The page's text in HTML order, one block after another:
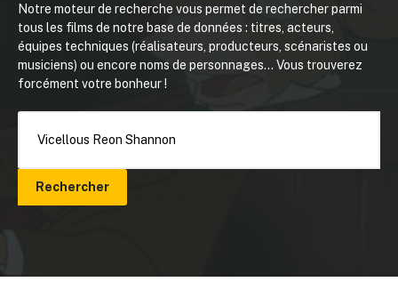
Notre moteur de recherche vous permet de rechercher parmi
tous les films de notre base de données : titres, acteurs,
équipes techniques (réalisateurs, producteurs, scénaristes ou
musiciens) ou encore noms de personnages... Vous trouverez
forcément votre bonheur !
Rechercher